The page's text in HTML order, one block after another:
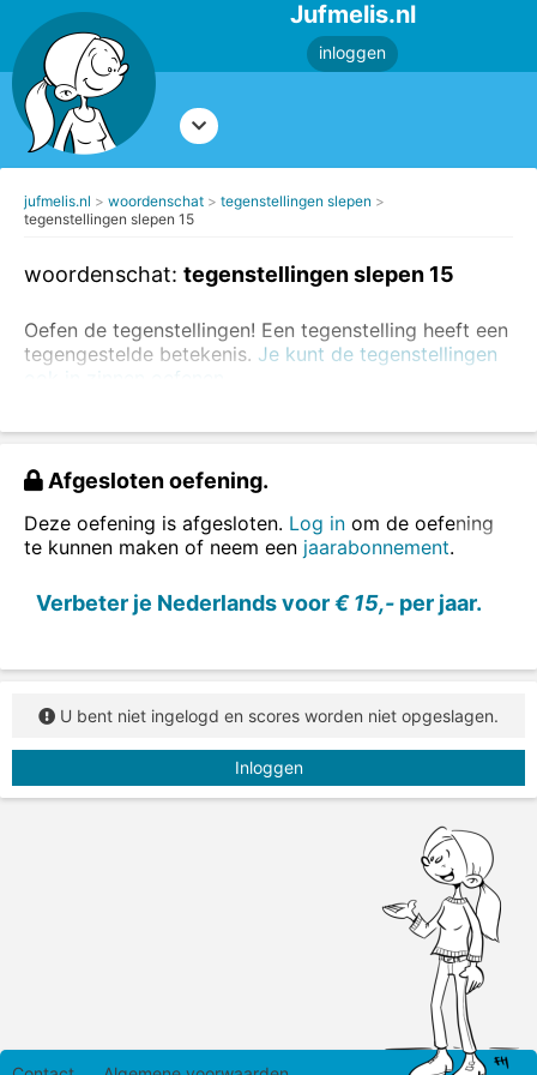
Jufmelis.nl
inloggen
jufmelis.nl woordenschat
tegenstellingen slepen
tegenstellingen slepen 15
woordenschat: tegenstellingen slepen 15
Oefen de tegenstellingen! Een tegenstelling heeft een
tegengestelde betekenis. Je kunt de tegenstellingen
ook in zinnen oefenen.
zwart - wit
komen - gaan
Sleep de tegenstellingen naar de juiste plaats.
Afgesloten oefening.
Deze oefening is afgesloten. Log in om de oefening
te kunnen maken of neem een jaarabonnement.
Verbeter je Nederlands voor€ 15,- per jaar.
U bent niet ingelogd en scores worden niet opgeslagen.
Inloggen